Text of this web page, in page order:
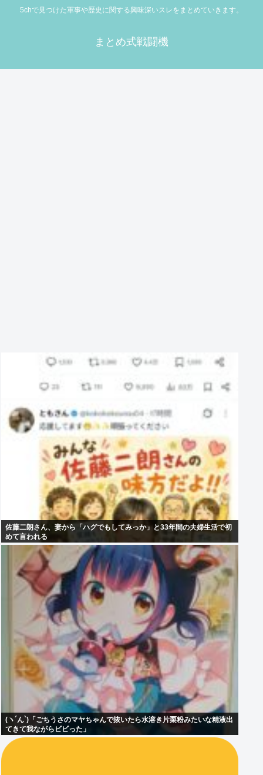
5chで見つけた軍事や歴史に関する興味深いスレをまとめていきます。
まとめ式戦闘機
佐藤二朗さん、妻から「ハグでもしてみっか」と33年間の夫婦生活で初
めて言われる
(ヽ´ん`)「ごちうさのマヤちゃんで抜いたら水溶き片栗粉みたいな精液出
てきて我ながらビビった」